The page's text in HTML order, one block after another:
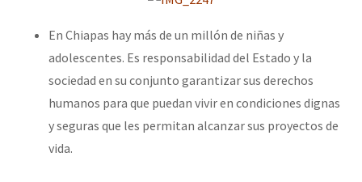
En Chiapas hay más de un millón de niñas y
adolescentes. Es responsabilidad del Estado y la
sociedad en su conjunto garantizar sus derechos
humanos para que puedan vivir en condiciones dignas
y seguras que les permitan alcanzar sus proyectos de
vida.